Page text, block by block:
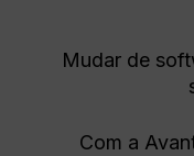
Mudar de
Com a